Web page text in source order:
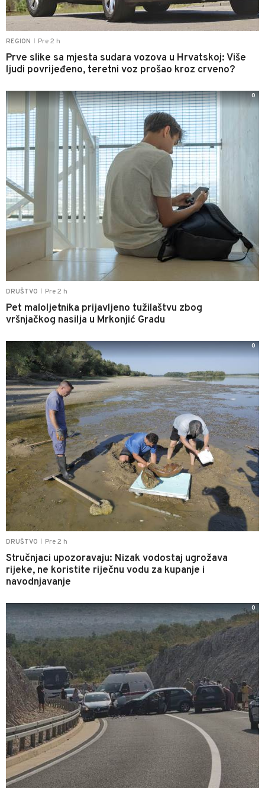
REGION Pre 2 h
Prve slike sa mjesta sudara vozova u Hrvatskoj: Više
ljudi povrijeđeno, teretni voz prošao kroz crveno?
DRUŠTVO Pre 2 h
Pet maloljetnika prijavljeno tužilaštvu zbog
vršnjačkog nasilja u Mrkonjić Gradu
0
DRUŠTVO Pre 2 h
Stručnjaci upozoravaju: Nizak vodostaj ugrožava
rijeke, ne koristite riječnu vodu za kupanje i
navodnjavanje
0
0